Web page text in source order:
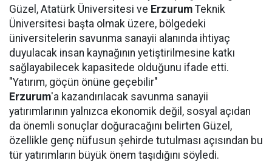
Güzel, Atatürk Üniversitesi ve Erzurum Teknik
Üniversitesi başta olmak üzere, bölgedeki
üniversitelerin savunma sanayii alanında ihtiyaç
duyulacak insan kaynağının yetiştirilmesine katkı
sağlayabilecek kapasitede olduğunu ifade etti.
"Yatırım, göçün önüne geçebilir"
Erzurum'a kazandırılacak savunma sanayii
yatırımlarının yalnızca ekonomik değil, sosyal açıdan
da önemli sonuçlar doğuracağını belirten Güzel,
özellikle genç nüfusun şehirde tutulması açısından bu
tür yatırımların büyük önem taşıdığını söyledi.